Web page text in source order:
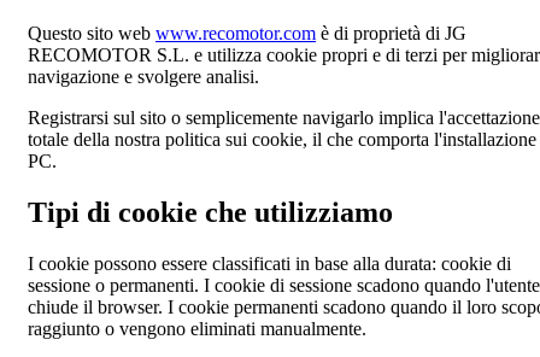
Questo sito web www.recomotor.com è di proprietà di JG
RECOMOTOR S.L. e utilizza cookie propri e di terzi per
navigazione e svolgere analisi.
Registrarsi sul sito o semplicemente navigarlo implica l'accettazione
totale della nostra politica sui cookie, il che comporta l'installazione
PC.
Tipi di cookie che utilizziamo
I cookie possono essere classificati in base alla durata: cookie di
sessione o permanenti. I cookie di sessione scadono quando l'utente
chiude il browser. I cookie permanenti scadono quando il loro
raggiunto o vengono eliminati manualmente.